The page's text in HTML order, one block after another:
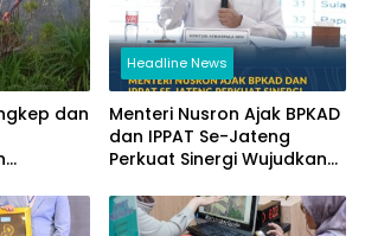
dan
Headline News
Menteri Nusron Ajak BPKAD
dan IPPAT Se-Jateng
Perkuat Sinergi Wujudkan
Pertanahan